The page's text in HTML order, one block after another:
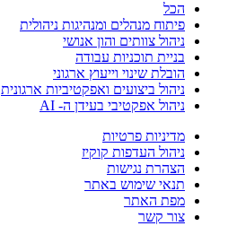
הכל
פיתוח מנהלים ומנהיגות ניהולית
ניהול צוותים והון אנושי
בניית תוכניות עבודה
הובלת שינוי וייעוץ ארגוני
ניהול ביצועים ואפקטיביות ארגונית
ניהול אפקטיבי בעידן ה- AI
מדיניות פרטיות
ניהול העדפות קוקיז
הצהרת נגישות
תנאי שימוש באתר
מפת האתר
צור קשר